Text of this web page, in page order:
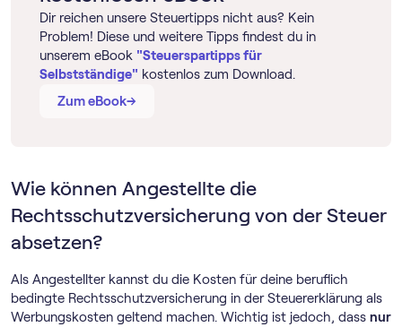
Dir reichen unsere Steuertipps nicht aus? Kein
Problem! Diese und weitere Tipps findest du in
unserem eBook "Steuerspartipps für
Selbstständige" kostenlos zum Download.
Zum eBook→
→
Wie können Angestellte die
Rechtsschutzversicherung von der Steuer
absetzen?
Als Angestellter kannst du die Kosten für deine beruflich
bedingte Rechtsschutzversicherung in der Steuererklärung als
Werbungskosten geltend machen. Wichtig ist jedoch, dass nur